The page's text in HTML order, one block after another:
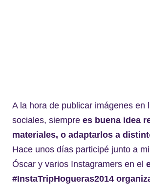
A la hora de publicar imágenes en
sociales, siempre es buena idea
materiales, o adaptarlos a
Hace unos días participé junto a
Óscar y varios Instagramers en el
#InstaTripHogueras2014